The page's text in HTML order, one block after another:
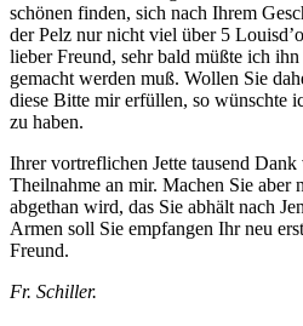
schönen finden, sich nach Ihrem
der Pelz nur nicht viel über 5
lieber Freund, sehr bald müßte ich
gemacht werden muß. Wollen Sie
diese Bitte mir erfüllen, so wünschte
zu haben.
Ihrer vortreflichen Jette tausend
Theilnahme an mir. Machen Sie aber
abgethan wird, das Sie abhält nach
Armen soll Sie empfangen Ihr neu
Freund.
Fr. Schiller.